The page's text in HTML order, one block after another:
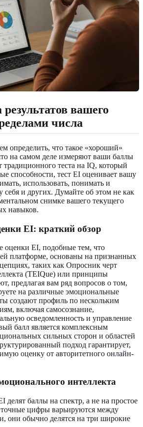
вашего
числа
определить, что такое «хороший»
на самом деле измеряют ваши баллы
традиционного теста на IQ, который
способности, тест EI оценивает вашу
использовать, понимать и
себя и других. Думайте об этом не как
снимке вашего текущего
навыков.
EI: краткий обзор
оценки EI, подобные тем, что
платформе, основаны на признанных
таких как Опросник черт
(TEIQue) или принципы
предлагая вам ряд вопросов о том,
на различные эмоциональные
создают профиль по нескольким
включая самосознание,
осведомленность и управление
балл является комплексным
сильных сторон и областей
подход гарантирует,
оценку от авторитетного онлайн-
интеллекта
делят баллы на спектр, а не на простое
точные цифры варьируются между
они обычно делятся на три широкие